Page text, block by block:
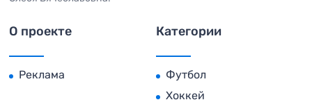
О проекте
Реклама
Категории
Футбол
Хоккей